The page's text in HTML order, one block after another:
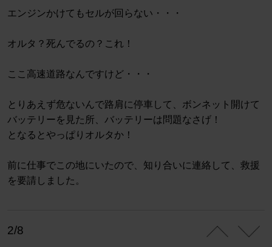
エンジンかけてもセルが回らない・・・
オルタ？死んでるの？これ！
ここ高速道路なんですけど・・・
とりあえず危ないんで路肩に停車して、ボンネット開けて
バッテリーを見た所、バッテリーは問題なさげ！
となるとやっぱりオルタか！
前に仕事でこの地にいたので、知り合いに連絡して、救援
を要請しました。
2/8